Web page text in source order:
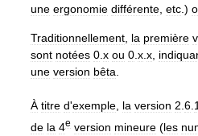
une ergonomie différente, etc.)
Traditionnellement, la première
sont notées 0.x ou 0.x.x,
une version bêta.
À titre d'exemple la version 2 6
de la 4e version mineure (les